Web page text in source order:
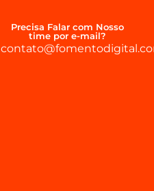
Precisa Falar com Nosso
time por e-mail?